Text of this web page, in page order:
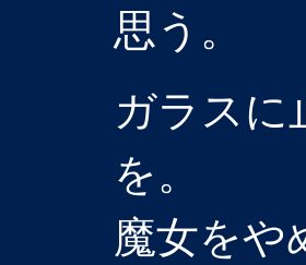
思う。
ガラスに
を。
魔女をや